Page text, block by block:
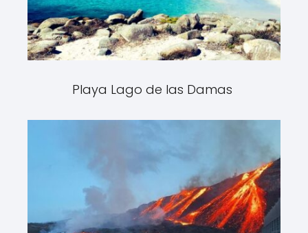
Playa Lago de las Damas